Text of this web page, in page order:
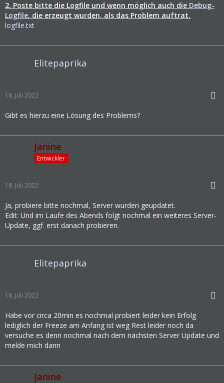
2. Poste bitte die Logfile und wenn möglich auch die Debug-
Logfile, die erzeugt wurden, als das Problem auftrat.
logfile.txt
Elitepaprika
18. Juli 2022
Gibt es hierzu eine Lösung des Problems?
Janine
Entwickler
18. Juli 2022
Ja, probiere bitte nochmal, Server wurden geupdatet.
Edit: Und im Laufe des Abends folgt nochmal ein weiteres Server-
Update, ggf. erst danach probieren.
Elitepaprika
18. Juli 2022
Habe vor circa 20min es nochmal probiert leider kein Erfolg
lediglich der Freeze am Anfang ist weg Rest leider noch da
versuche es denn nochmal nach dem nächsten Server Update und
melde mich dann
Janine